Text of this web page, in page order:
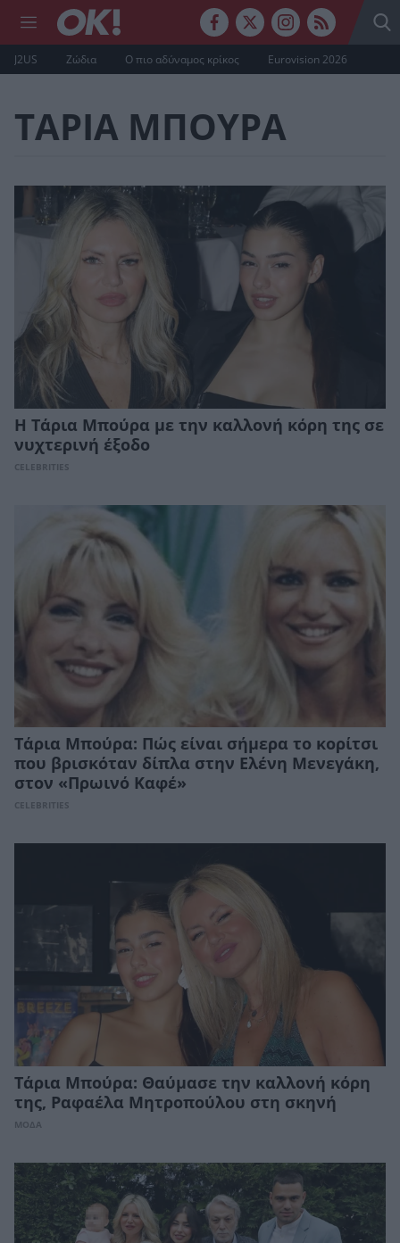
J2US Ζώδια Ο πιο αδύναμος κρίκος Eurovision 2026
ΤΑΡΙΑ ΜΠΟΥΡΑ
Η Τάρια Μπούρα με την καλλονή κόρη της σε
νυχτερινή έξοδο
CELEBRITIES
Τάρια Μπούρα: Πώς είναι σήμερα το κορίτσι
που βρισκόταν δίπλα στην Ελένη Μενεγάκη,
στον «Πρωινό Καφέ»
CELEBRITIES
Τάρια Μπούρα: Θαύμασε την καλλονή κόρη
της, Ραφαέλα Μητροπούλου στη σκηνή
ΜΟΔΑ